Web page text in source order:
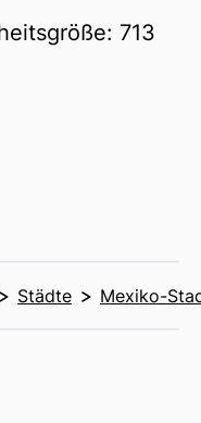
713
Städte Mexiko-